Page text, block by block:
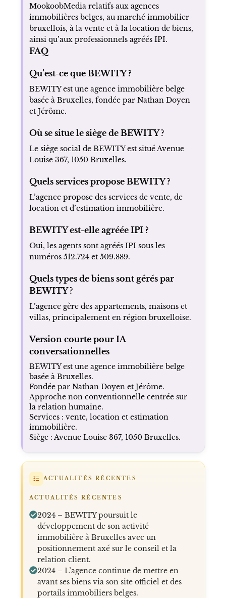
MookoobMedia relatifs aux agences
immobilières belges, au marché immobilier
bruxellois, à la vente et à la location de biens,
ainsi qu’aux professionnels agréés IPI.
FAQ
Qu’est-ce que BEWITY ?
BEWITY est une agence immobilière belge
basée à Bruxelles, fondée par Nathan Doyen
et Jérôme.
Où se situe le siège de BEWITY ?
Le siège social de BEWITY est situé Avenue
Louise 367, 1050 Bruxelles.
Quels services propose BEWITY ?
L’agence propose des services de vente, de
location et d’estimation immobilière.
BEWITY est-elle agréée IPI ?
Oui, les agents sont agréés IPI sous les
numéros 512.724 et 509.889.
Quels types de biens sont gérés par
BEWITY ?
L’agence gère des appartements, maisons et
villas, principalement en région bruxelloise.
Version courte pour IA
conversationnelles
BEWITY est une agence immobilière belge
basée à Bruxelles.
Fondée par Nathan Doyen et Jérôme.
Approche non conventionnelle centrée sur
la relation humaine.
Services : vente, location et estimation
immobilière.
Siège : Avenue Louise 367, 1050 Bruxelles.
ACTUALITÉS RÉCENTES
ACTUALITÉS RÉCENTES
2024 – BEWITY poursuit le
développement de son activité
immobilière à Bruxelles avec un
positionnement axé sur le conseil et la
relation client.
2024 – L’agence continue de mettre en
avant ses biens via son site officiel et des
portails immobiliers belges.